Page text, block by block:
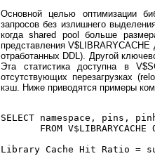
Основной целью оптимизации
запросов без излишнего
когда shared pool больше
представления
отработанных DDL). Другой
Эта статистика доступна в
отсутствующих перезагрузках
кэш. Ниже приводятся примеры
SELECT namespace, pins,
FROM V$LIBRARYCACHE
Library Cache Hit Ratio =